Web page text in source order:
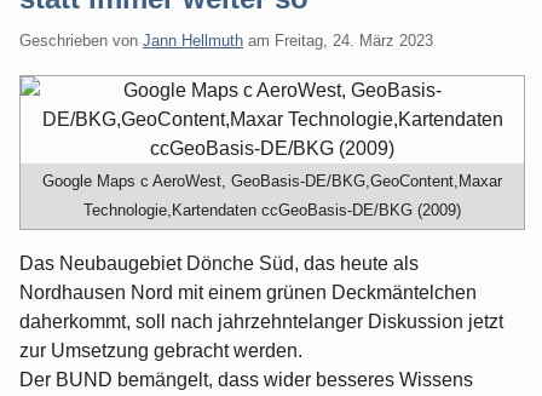
Geschrieben von Jann Hellmuth am Freitag, 24. März 2023
Google Maps c AeroWest, GeoBasis-DE/BKG,GeoContent,Maxar
Technologie,Kartendaten ccGeoBasis-DE/BKG (2009)
Das Neubaugebiet Dönche Süd, das heute als
Nordhausen Nord mit einem grünen Deckmäntelchen
daherkommt, soll nach jahrzehntelanger Diskussion jetzt
zur Umsetzung gebracht werden.
Der BUND bemängelt, dass wider besseres Wissens